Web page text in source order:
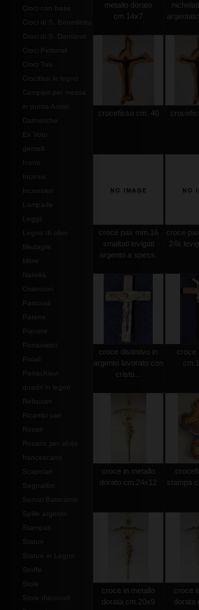
Croci con base
Croci di S. Benedetto
Croci di S. Damiano
Croci Pettorali
Croci Tau
Crocifissi in legno
Completi per messa
in punto Assisi
Dalmatiche
Ex Voto
gemelli
Leggii
Legno di olivo
Medaglie
Mitrie
Natività
Ostensori
Pastorali
Patene
Pianete
Portaviatici
Piviali
Portachiavi
quadri in legno
Reliquiari
Ricambi vari
Rosari
Rosario per abito
francescano
Scapolari
Segnalibri
Servizi Battesimo
Spille argento
Stampati
Statue
Statue in Legno
Stoffe
Stole
Stole diaconali
metallo dorato
cm.14x7
crocefisso cm. 40
croce pax mm.16
smaltati levigati
argento a spess.
croce
24k
croce distintivo in
argento lavorato con
cristo...
croce
croce in metallo
dorato cm.24x12
stampa
croce in metallo
dorata cm.20x9
croce
dorata